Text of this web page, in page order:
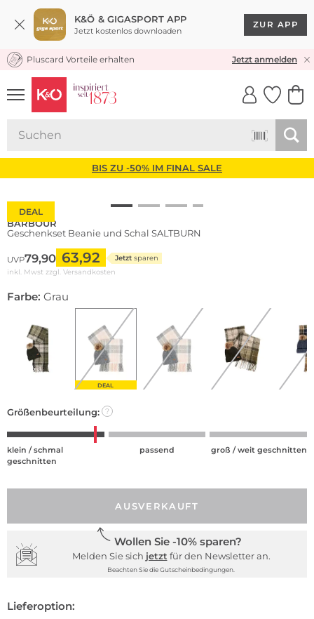
K&Ö & GIGASPORT APP
Jetzt kostenlos downloaden
ZUR APP
KOSTENLOSER VERSAND* & RÜCKVERSAND
Pluscard Vorteile erhalten Jetzt anmelden
UNSERE APP
CLICK &
BIS ZU -50% IM FINAL SALE
DEAL
BARBOUR
Geschenkset Beanie und Schal SALTBURN
UVP79,90 63,92 Jetzt sparen
inkl. Mwst zzgl. Versandkosten
Farbe: Grau
DEAL
Größenbeurteilung: ?
klein / schmal
geschnitten
passend groß / weit geschnitten
AUSVERKAUFT
Wollen Sie -10% sparen?
Melden Sie sich jetzt für den Newsletter an.
Beachten Sie die Gutscheinbedingungen.
Lieferoption: